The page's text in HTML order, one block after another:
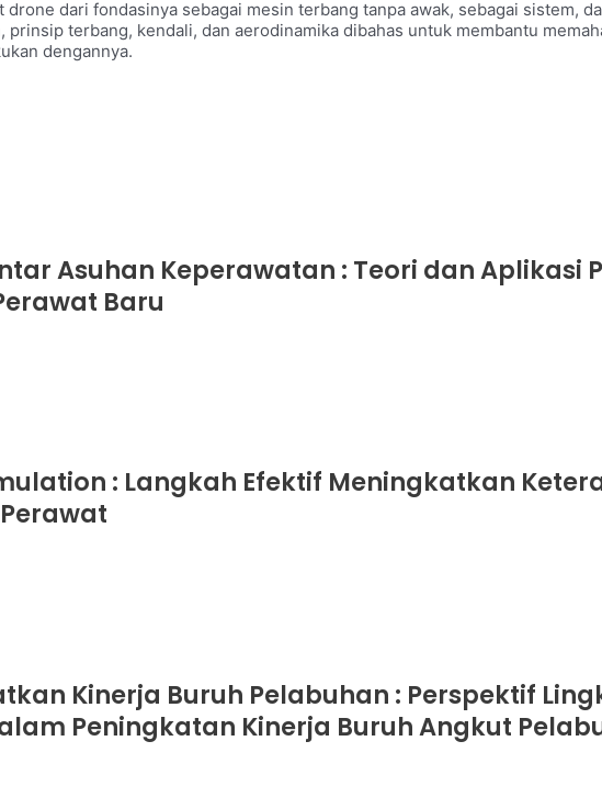
dari fondasinya sebagai mesin terbang tanpa awak, sebagai sistem,
prinsip terbang, kendali, dan aerodinamika dibahas untuk membantu
dengannya.
Asuhan Keperawatan : Teori dan Aplikasi
Baru
: Langkah Efektif Meningkatkan
Kinerja Buruh Pelabuhan : Perspektif
Peningkatan Kinerja Buruh Angkut